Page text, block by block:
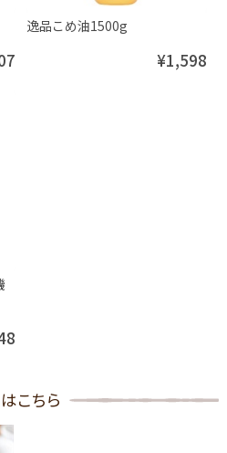
逸品こめ油1500g
¥1,598
こちら